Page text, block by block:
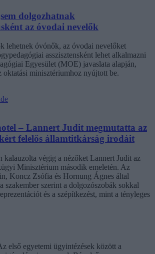
dolgozhatnak
az óvodai nevelők
lehetnek óvónők, az óvodai nevelőket
asszisztensként lehet alkalmazni
Egyesület (MOE) javaslata alapján,
oktatási minisztériumhoz nyújtott be.
– Lannert Judit megmutatta az
felelős államtitkárság irodáit
kalauzolta végig a nézőket Lannert Judit az
Minisztérium második emeletén. Az
Koncz Zsófia és Hornung Ágnes által
szakember szerint a dolgozószobák sokkal
és a szépítkezést, mint a tényleges
első egyetemi ügyintézések között a